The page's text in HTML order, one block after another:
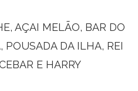
AÇAI MELÃO, BAR DO
POUSADA DA ILHA, REI
E HARRY